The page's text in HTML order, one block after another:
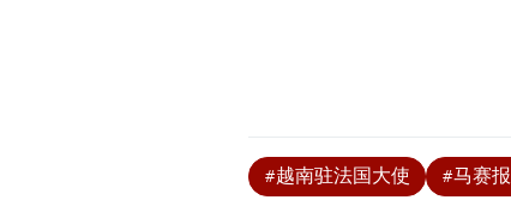
#越南驻法国大使 #马赛